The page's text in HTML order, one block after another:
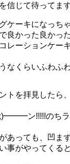
信じて待ってま
ケーキになっち
良かった良かっ
レーションケー
なくらいふわふ
トを拝見したら
ン!!!!!のちラ
あっても、凹ま
事がやってくる